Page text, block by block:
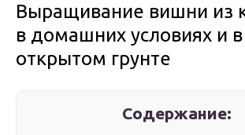
Выращивание вишни из
в домашних условиях и в
открытом грунте
Содержание: